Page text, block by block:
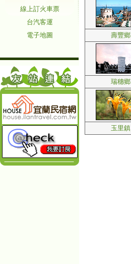
線上訂火車票
台汽客運
電子地圖
壽豐鄉
瑞穗鄉
玉里鎮